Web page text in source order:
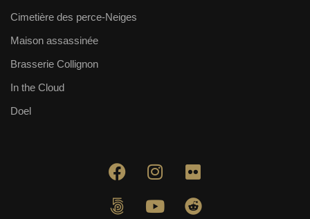
Cimetière des perce-Neiges
Maison assassinée
Brasserie Collignon
In the Cloud
Doel